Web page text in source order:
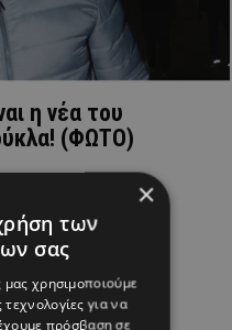
η νέα του
(ΦΩΤΟ)
×
των
σας
μας χρησιμοποιούμε
για να
πρόσβαση σε